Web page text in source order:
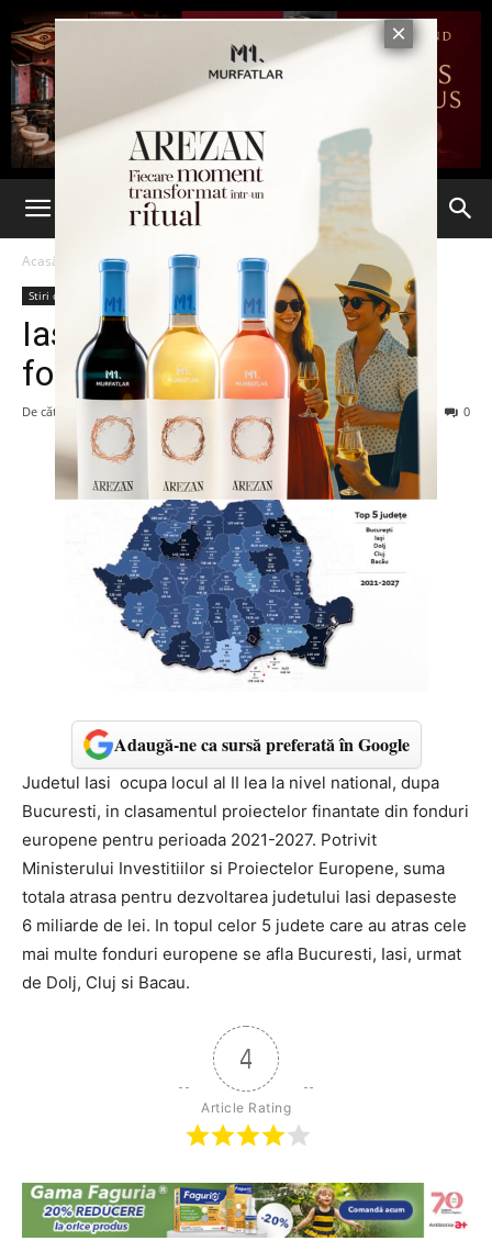
Acasă Stiri din Iasi
Stiri din Iasi Ultima oră
Iasi, pe locul II la atragerea
fondurilor europene
De către Eva MIRON 28 noiembrie 2024 0
451
Adaugă-ne ca sursă preferată în Google
Judetul Iasi ocupa locul al II lea la nivel national, dupa
Bucuresti, in clasamentul proiectelor finantate din fonduri
europene pentru perioada 2021-2027. Potrivit
Ministerului Investitiilor si Proiectelor Europene, suma
totala atrasa pentru dezvoltarea judetului Iasi depaseste
6 miliarde de lei. In topul celor 5 judete care au atras cele
mai multe fonduri europene se afla Bucuresti, Iasi, urmat
de Dolj, Cluj si Bacau.
4
Article Rating